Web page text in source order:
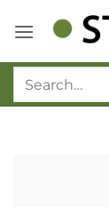
naar